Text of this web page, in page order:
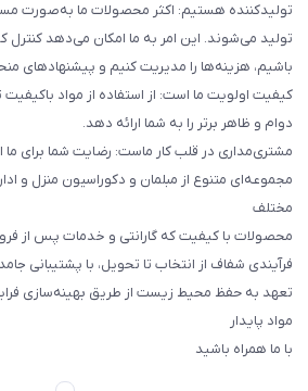
تولیدکننده هستیم: اکثر محصولات ما به‌صورت
تولید می‌شوند. این امر به ما امکان می‌دهد
باشیم، هزینه‌ها را مدیریت کنیم و پیشنهادهای
کیفیت اولویت ما است: از استفاده از مواد باکیفیت
دوام و ظاهر برتر را به شما ارائه دهد.
مشتری‌مداری در قلب کار ماست: رضایت شما برای ما
مجموعه‌ای متنوع از مبلمان و دکوراسیون منزل و
مختلف
محصولات با کیفیت که گارانتی و خدمات پس از
فرآیندی شفاف از انتخاب تا تحویل، با پشتیبانی
تعهد به حفظ محیط زیست از طریق بهینه‌سازی
مواد پایدار
با ما همراه باشید